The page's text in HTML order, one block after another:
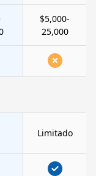
$5,000-
25,000
Limitado